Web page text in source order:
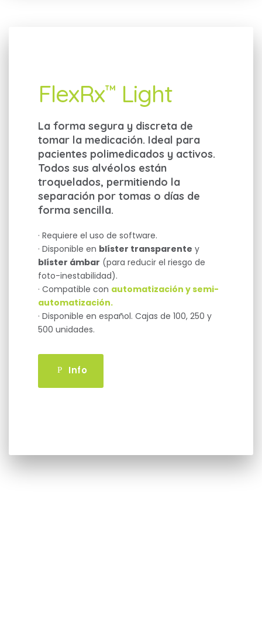
FlexRx™ Light
La forma segura y discreta de
tomar la medicación. Ideal para
pacientes polimedicados y activos.
Todos sus alvéolos están
troquelados, permitiendo la
separación por tomas o días de
forma sencilla.
· Requiere el uso de software.
· Disponible en blíster transparente y
blíster ámbar (para reducir el riesgo de
foto-inestabilidad).
· Compatible con automatización y semi-
automatización.
· Disponible en español. Cajas de 100, 250 y
500 unidades.
Info